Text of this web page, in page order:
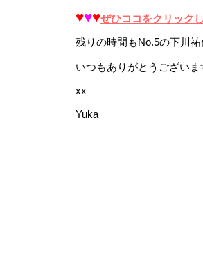
♥♥♥ぜひココをクリック
残りの時間もNo.5の下川
いつもありがとうございま
xx
Yuka